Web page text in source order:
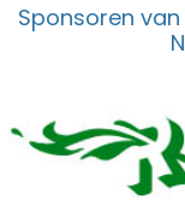
Sponsoren